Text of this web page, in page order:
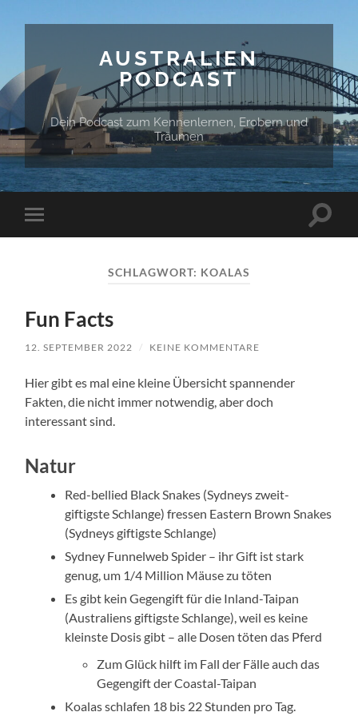
AUSTRALIEN
PODCAST
Dein Podcast zum Kennenlernen, Erobern und
Träumen
Mobile-
Menü
SCHLAGWORT: KOALAS
Fun Facts
12. SEPTEMBER 2022 / KEINE KOMMENTARE
Hier gibt es mal eine kleine Übersicht spannender
Fakten, die nicht immer notwendig, aber doch
interessant sind.
Natur
Red-bellied Black Snakes (Sydneys zweit-
giftigste Schlange) fressen Eastern Brown Snakes
(Sydneys giftigste Schlange)
Sydney Funnelweb Spider – ihr Gift ist stark
genug, um 1/4 Million Mäuse zu töten
Es gibt kein Gegengift für die Inland-Taipan
(Australiens giftigste Schlange), weil es keine
kleinste Dosis gibt – alle Dosen töten das Pferd
Zum Glück hilft im Fall der Fälle auch das
Gegengift der Coastal-Taipan
Koalas schlafen 18 bis 22 Stunden pro Tag.